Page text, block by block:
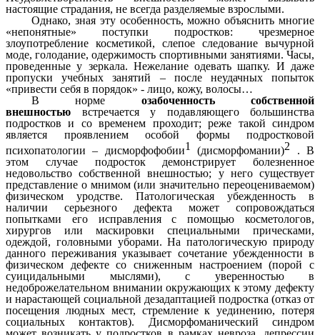
настоящие страдания, не всегда разделяемые взрослыми.
Однако, зная эту особенность, можно объяснить многие
«непонятные» поступки подростков: чрезмерное
злоупотребление косметикой, слепое следование вычурной
моде, голодание, одержимость спортивными занятиями. Часы,
проведенные у зеркала. Нежелание одевать шапку. И даже
пропуски учебных занятий – после неудачных попыток
«привести себя в порядок» - лицо, кожу, волосы…
В норме озабоченность собственной
внешностью встречается у подавляющего большинства
подростков и со временем проходит; реже такой синдром
является проявлением особой формы подростковой
психопатологии – дисморфофобии1 (дисморфомании)2 . В
этом случае подросток демонстрирует болезненное
недовольство собственной внешностью; у него существует
представление о мнимом (или значительно переоцениваемом)
физическом уродстве. Патологическая убежденность в
наличии серьезного дефекта может сопровождаться
попытками его исправления с помощью косметологов,
хирургов или маскировки специальными прическами,
одеждой, головными уборами. На патологическую природу
данного переживания указывает сочетание убежденности в
физическом дефекте со сниженным настроением (порой с
суицидальными мыслями), с уверенностью в
недоброжелательном внимании окружающих к этому дефекту
и нарастающей социальной дезадаптацией подростка (отказ от
посещения людных мест, стремление к уединению, потеря
социальных контактов). Дисморфоманический синдром